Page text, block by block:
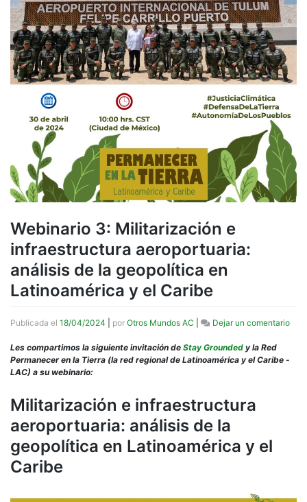
Webinario 3: Militarización e
infraestructura aeroportuaria:
análisis de la geopolítica en
Latinoamérica y el Caribe
Publicada el 18/04/2024 por Otros Mundos AC Dejar un comentarioen
Les compartimos la siguiente invitación de Stay Grounded y la Red
Permanecer en la Tierra (la red regional de Latinoamérica y el Caribe -
LAC) a su webinario:
Militarización e infraestructura
aeroportuaria: análisis de la
geopolítica en Latinoamérica y el
Caribe